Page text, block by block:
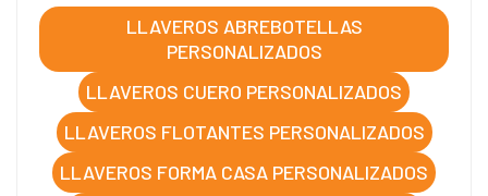
LLAVEROS ABREBOTELLAS
PERSONALIZADOS
LLAVEROS CUERO PERSONALIZADOS
LLAVEROS FLOTANTES PERSONALIZADOS
LLAVEROS FORMA CASA PERSONALIZADOS